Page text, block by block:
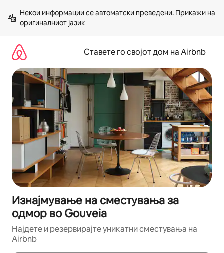
содржина
Некои информации се автоматски преведени. Прикажи на
оригиналниот јазик
Ставете го својот дом на Airbnb
Изнајмување на сместувања за
одмор во Gouveia
Најдете и резервирајте уникатни сместувања на
Airbnb